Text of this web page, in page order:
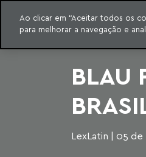
para o conteúdo
Machado Meyer
CONTEÚDO
BLAU
LexLatin | 05
Ao clicar em “Aceitar todos os
para melhorar a navegação e